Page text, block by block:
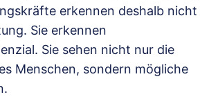
erkennen deshalb nicht
Sie erkennen
Sie sehen nicht nur die
Menschen, sondern mögliche